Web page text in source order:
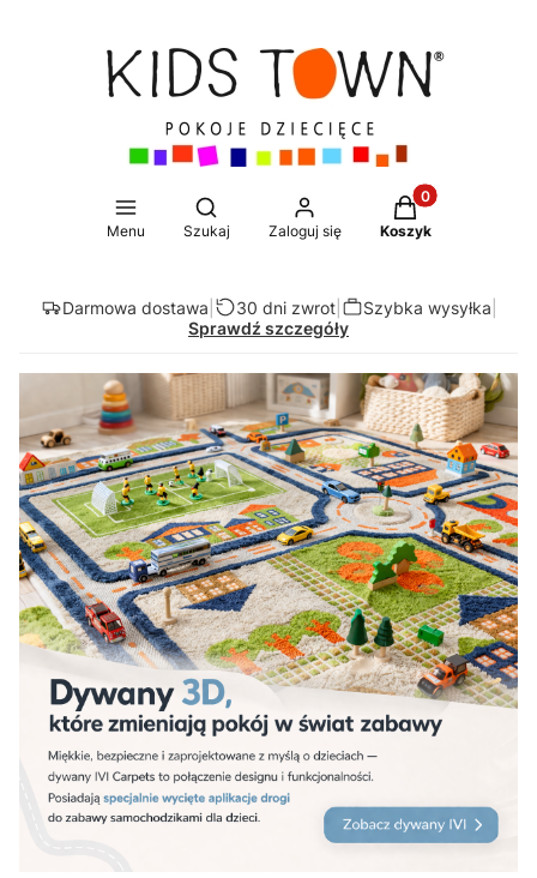
Menu
Otwórz wyszukiwarkę
Szukaj Zaloguj się
Produkty w
Koszyk
Darmowa dostawa 30 dni zwrot| Szybka wysyłka
Sprawdź szczegóły